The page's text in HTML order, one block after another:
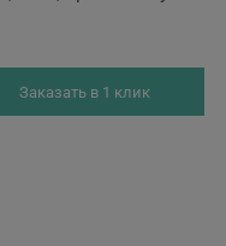
Заказать в 1 клик